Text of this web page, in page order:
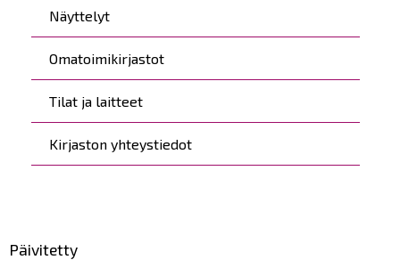
Näyttelyt
Omatoimikirjastot
Tilat ja laitteet
Kirjaston yhteystiedot
Päivitetty